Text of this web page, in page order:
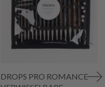
DROPS PRO ROMANCE